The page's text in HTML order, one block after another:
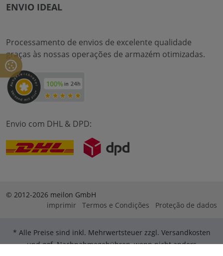
ENVIO IDEAL
Processamento de envios de excelente qualidade
graças às nossas operações de armazém otimizadas.
Envio com DHL & DPD:
© 2012-2026 meilon GmbH
imprimir
Termos e Condições Proteção de dados
* Alle Preise sind inkl. Mehrwertsteuer zzgl. Versandkosten
und ggf. Nachnahmegebühren, wenn nicht anders